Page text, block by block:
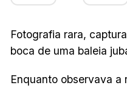
Fotografia rara,
boca de uma baleia
Enquanto observava a